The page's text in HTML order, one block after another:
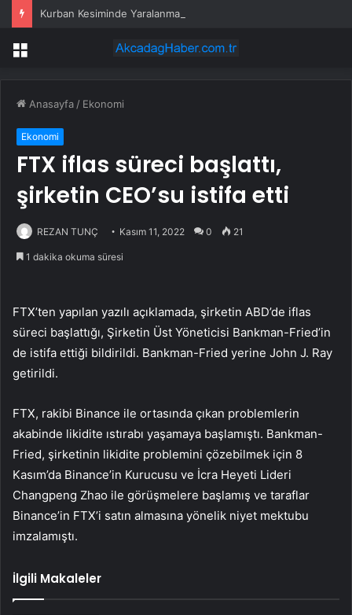
Kurban Kesiminde Yaralanmalar Artıyor
Menü
Anasayfa / Ekonomi
Ekonomi
FTX iflas süreci başlattı,
şirketin CEO’su istifa etti
REZAN TUNÇ Kasım 11, 2022 0 21
1 dakika okuma süresi
FTX’ten yapılan yazılı açıklamada, şirketin ABD’de iflas
süreci başlattığı, Şirketin Üst Yöneticisi Bankman-Fried’in
de istifa ettiği bildirildi. Bankman-Fried yerine John J. Ray
getirildi.
FTX, rakibi Binance ile ortasında çıkan problemlerin
akabinde likidite ıstırabı yaşamaya başlamıştı. Bankman-
Fried, şirketinin likidite problemini çözebilmek için 8
Kasım’da Binance’in Kurucusu ve İcra Heyeti Lideri
Changpeng Zhao ile görüşmelere başlamış ve taraflar
Binance’in FTX’i satın almasına yönelik niyet mektubu
imzalamıştı.
İlgili Makaleler